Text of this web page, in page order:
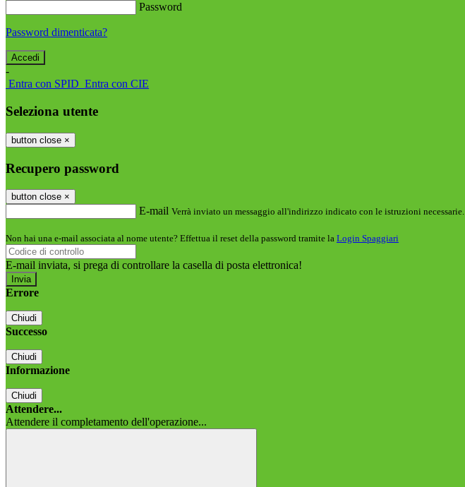
Password
Password dimenticata?
-
Entra con SPID Entra con CIE
Seleziona utente
button close ×
Recupero password
button close ×
E-mail Verrà inviato un messaggio all'indirizzo indicato con le istruzioni necessarie.
Non hai una e-mail associata al nome utente? Effettua il reset della password tramite la Login Spaggiari
E-mail inviata, si prega di controllare la casella di posta elettronica!
Errore
Chiudi
Successo
Chiudi
Informazione
Chiudi
Attendere...
Attendere il completamento dell'operazione...